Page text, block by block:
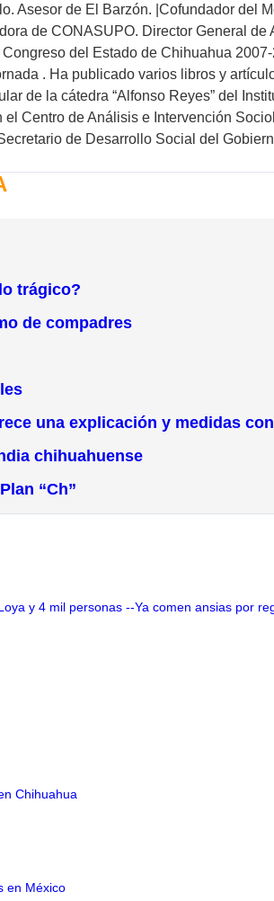
Asesor de El Barzón. |Cofundador del
de CONASUPO. Director General
del Estado de Chihuahua
. Ha publicado varios libros y
de la cátedra “Alfonso Reyes” del
Centro de Análisis e Intervención
de Desarrollo Social del
trágico?
de compadres
una explicación y medidas
chihuahuense
“Ch”
y 4 mil personas --Ya comen ansias por
Chihuahua
en México